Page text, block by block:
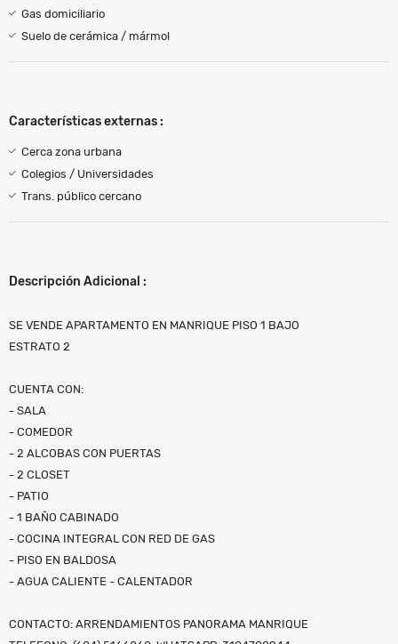
Gas domiciliario
Suelo de cerámica / mármol
Características externas :
Cerca zona urbana
Colegios / Universidades
Trans. público cercano
Descripción Adicional :
SE VENDE APARTAMENTO EN MANRIQUE PISO 1 BAJO
ESTRATO 2
CUENTA CON:
- SALA
- COMEDOR
- 2 ALCOBAS CON PUERTAS
- 2 CLOSET
- PATIO
- 1 BAÑO CABINADO
- COCINA INTEGRAL CON RED DE GAS
- PISO EN BALDOSA
- AGUA CALIENTE - CALENTADOR
CONTACTO: ARRENDAMIENTOS PANORAMA MANRIQUE